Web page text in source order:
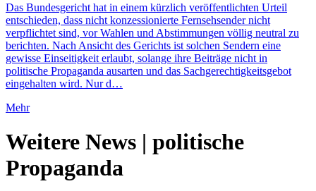
Das Bundesgericht hat in einem kürzlich veröffentlichten Urteil
entschieden, dass nicht konzessionierte Fernsehsender nicht
verpflichtet sind, vor Wahlen und Abstimmungen völlig neutral zu
berichten. Nach Ansicht des Gerichts ist solchen Sendern eine
gewisse Einseitigkeit erlaubt, solange ihre Beiträge nicht in
politische Propaganda ausarten und das Sachgerechtigkeitsgebot
eingehalten wird. Nur d…
Mehr
Weitere News | politische
Propaganda